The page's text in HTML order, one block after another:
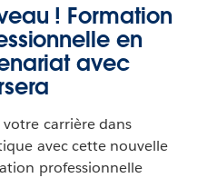
! Formation
en
avec
votre carrière dans
avec cette nouvelle
professionnelle